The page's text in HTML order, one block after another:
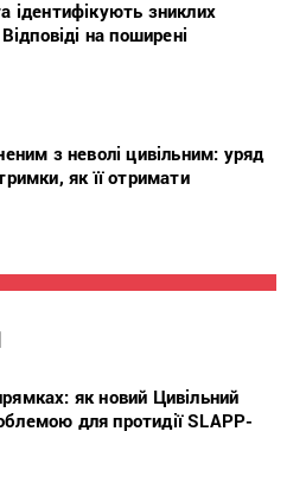
ідентифікують зниклих
на поширені
з неволі цивільним: уряд
як її отримати
як новий Цивільний
для протидії SLAPP-